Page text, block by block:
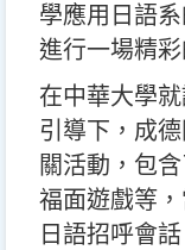
學應用日語
進行一場精彩
在中華大學
引導下，成
關活動，包
福面遊戲等
日語招呼會話